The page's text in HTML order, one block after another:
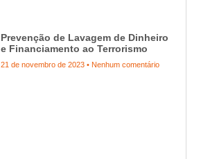
Prevenção de Lavagem de Dinheiro
e Financiamento ao Terrorismo
21 de novembro de 2023 Nenhum comentário